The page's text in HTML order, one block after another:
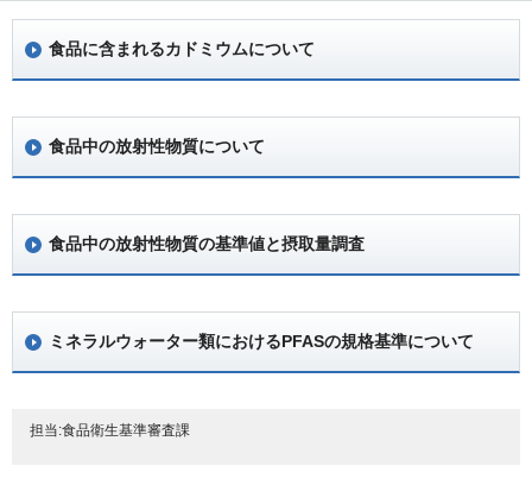
食品に含まれるカドミウムについて
食品中の放射性物質について
食品中の放射性物質の基準値と摂取量調査
ミネラルウォーター類におけるPFASの規格基準について
担当:食品衛生基準審査課